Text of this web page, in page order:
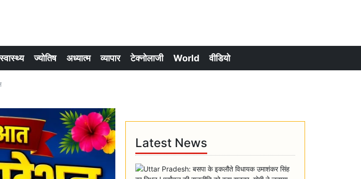
स्वास्थ्य ज्योतिष अध्यात्म व्यापार टेक्नोलाजी World वीडियो
Latest News